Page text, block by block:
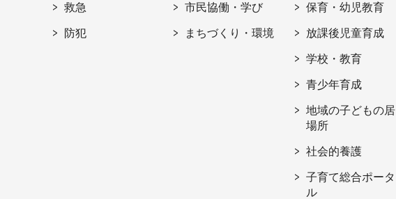
救急
防犯
市民協働・学び
まちづくり・環境
保育・幼児教育
放課後児童育成
学校・教育
青少年育成
地域の子どもの居
場所
社会的養護
子育て総合ポータ
ル